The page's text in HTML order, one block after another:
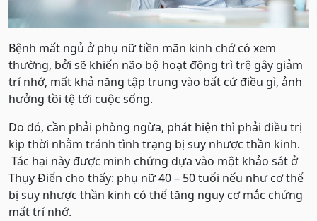
Bệnh mất ngủ ở phụ nữ tiền mãn kinh chớ có xem
thường, bởi sẽ khiến não bộ hoạt động trì trệ gây giảm
trí nhớ, mất khả năng tập trung vào bất cứ điều gì, ảnh
hưởng tồi tệ tới cuộc sống.
Do đó, cần phải phòng ngừa, phát hiện thì phải điều trị
kịp thời nhằm tránh tình trạng bị suy nhược thần kinh.
Tác hại này được minh chứng dựa vào một khảo sát ở
Thụy Điển cho thấy: phụ nữ 40 – 50 tuổi nếu như cơ thể
bị suy nhược thần kinh có thể tăng nguy cơ mắc chứng
mất trí nhớ.